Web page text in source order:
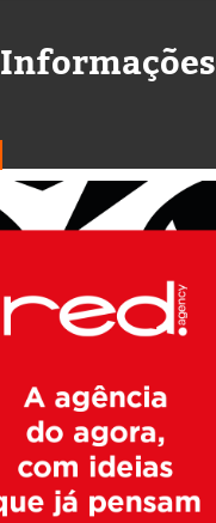
Informações